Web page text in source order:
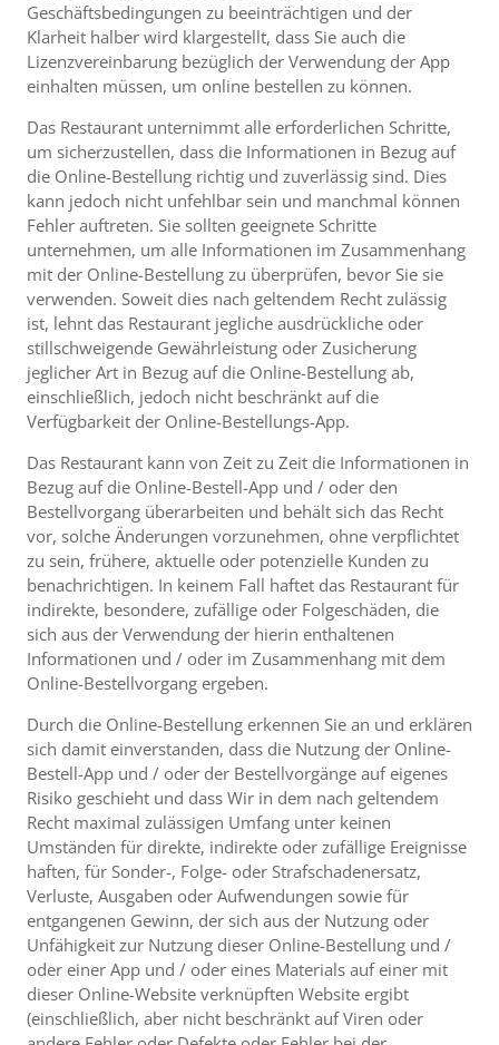
Geschäftsbedingungen zu beeinträchtigen und der
Klarheit halber wird klargestellt, dass Sie auch die
Lizenzvereinbarung bezüglich der Verwendung der App
einhalten müssen, um online bestellen zu können.
Das Restaurant unternimmt alle erforderlichen Schritte,
um sicherzustellen, dass die Informationen in Bezug auf
die Online-Bestellung richtig und zuverlässig sind. Dies
kann jedoch nicht unfehlbar sein und manchmal können
Fehler auftreten. Sie sollten geeignete Schritte
unternehmen, um alle Informationen im Zusammenhang
mit der Online-Bestellung zu überprüfen, bevor Sie sie
verwenden. Soweit dies nach geltendem Recht zulässig
ist, lehnt das Restaurant jegliche ausdrückliche oder
stillschweigende Gewährleistung oder Zusicherung
jeglicher Art in Bezug auf die Online-Bestellung ab,
einschließlich, jedoch nicht beschränkt auf die
Verfügbarkeit der Online-Bestellungs-App.
Das Restaurant kann von Zeit zu Zeit die Informationen in
Bezug auf die Online-Bestell-App und / oder den
Bestellvorgang überarbeiten und behält sich das Recht
vor, solche Änderungen vorzunehmen, ohne verpflichtet
zu sein, frühere, aktuelle oder potenzielle Kunden zu
benachrichtigen. In keinem Fall haftet das Restaurant für
indirekte, besondere, zufällige oder Folgeschäden, die
sich aus der Verwendung der hierin enthaltenen
Informationen und / oder im Zusammenhang mit dem
Online-Bestellvorgang ergeben.
Durch die Online-Bestellung erkennen Sie an und erklären
sich damit einverstanden, dass die Nutzung der Online-
Bestell-App und / oder der Bestellvorgänge auf eigenes
Risiko geschieht und dass Wir in dem nach geltendem
Recht maximal zulässigen Umfang unter keinen
Umständen für direkte, indirekte oder zufällige Ereignisse
haften, für Sonder-, Folge- oder Strafschadenersatz,
Verluste, Ausgaben oder Aufwendungen sowie für
entgangenen Gewinn, der sich aus der Nutzung oder
Unfähigkeit zur Nutzung dieser Online-Bestellung und /
oder einer App und / oder eines Materials auf einer mit
dieser Online-Website verknüpften Website ergibt
(einschließlich, aber nicht beschränkt auf Viren oder